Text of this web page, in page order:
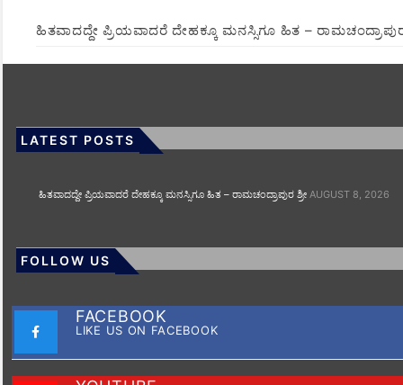
ಹಿತವಾದದ್ದೇ ಪ್ರಿಯವಾದರೆ ದೇಹಕ್ಕೂ ಮನಸ್ಸಿಗೂ ಹಿತ – ರಾಮಚಂದ್ರಾಪುರ
LATEST POSTS
ಹಿತವಾದದ್ದೇ ಪ್ರಿಯವಾದರೆ ದೇಹಕ್ಕೂ ಮನಸ್ಸಿಗೂ ಹಿತ – ರಾಮಚಂದ್ರಾಪುರ ಶ್ರೀ AUGUST 8, 2026
FOLLOW US
FACEBOOK
LIKE US ON FACEBOOK